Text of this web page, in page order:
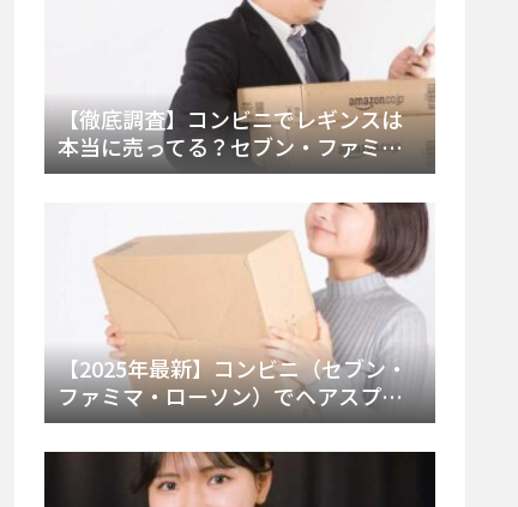
【徹底調査】コンビニでレギンスは
本当に売ってる？セブン・ファミ
マ・ローソンの取扱店舗とメーカ
ー・内容物を詳しく調べてみた！
【2025年最新】コンビニ（セブン・
ファミマ・ローソン）でヘアスプレ
ーは売ってる？販売場所と買える種
類・値段を徹底調査！